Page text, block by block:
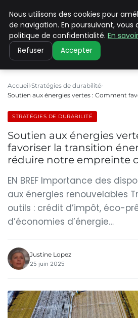
CLIMATE C
Accueil Stratégies de durabilité
Soutien aux énergies vertes : Comment
STRATÉGIES DE DURABILITÉ
Soutien aux énergies
favoriser la transition
réduire notre empreinte
EN BREF Importance des
aux énergies renouvelables
outils : crédit d’impôt, éco-
d’économies d’énergie…
Justine Lopez
25 juin 2025
Nous utilisons des cookies pour
de navigation. En poursuivant,
politique de confidentialité. En
Refuser Accepter